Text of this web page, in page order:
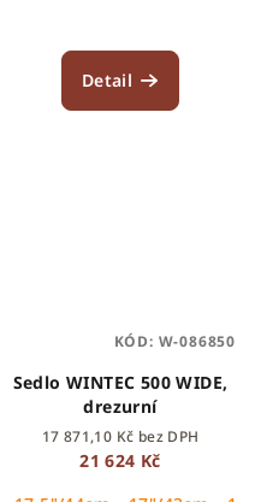
Detail
Sedlo WINTEC 500 WIDE,
drezurní
17 871,10 Kč bez DPH
21 624 Kč
KÓD: W-086850